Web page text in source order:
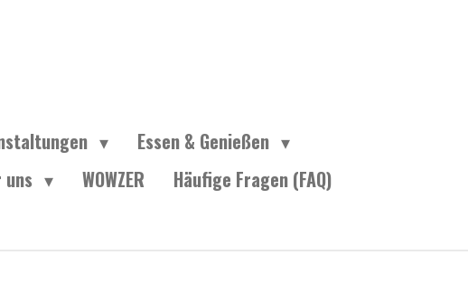
Essen & Genießen
uns WOWZER Häufige Fragen (FAQ)